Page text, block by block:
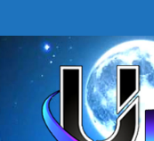
to
content